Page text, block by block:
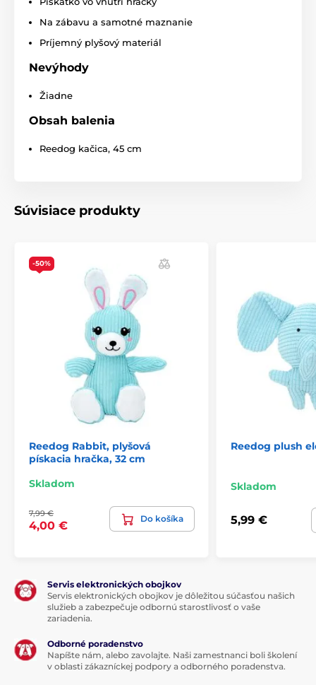
% Chovateľstvo % Hračky
Na zábavu a samotné maznanie
Príjemný plyšový materiál
Nevýhody
Žiadne
Obsah balenia
Reedog kačica, 45 cm
Súvisiace produkty
-50%
Reedog Rabbit, plyšová
pískacia hračka, 32 cm
Skladom
7,99 €
4,00 €
Do košíka
Reedog plush
Skladom
5,99 €
Servis elektronických obojkov
Servis elektronických obojkov je dôležitou súčasťou našich
služieb a zabezpečuje odbornú starostlivosť o vaše
zariadenia.
Odborné poradenstvo
Napíšte nám, alebo zavolajte. Naši zamestnanci boli školení
v oblasti zákazníckej podpory a odborného poradenstva.